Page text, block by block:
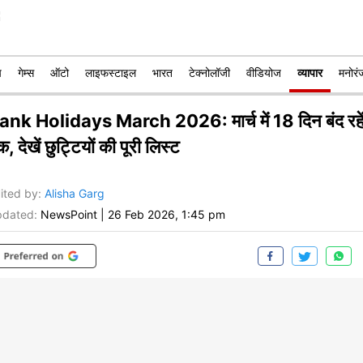
गेम्स ऑटो लाइफस्टाइल भारत टेक्नोलॉजी वीडियोज व्यापार
Holidays March 2026: मार्च में 18 दिन बंद
देखें छुट्टियों की पूरी लिस्ट
by: Alisha Garg
NewsPoint 26 Feb 2026, 1:45 pm